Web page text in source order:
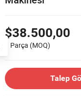
$38.500,00
1 Parça (MOQ)
Talep